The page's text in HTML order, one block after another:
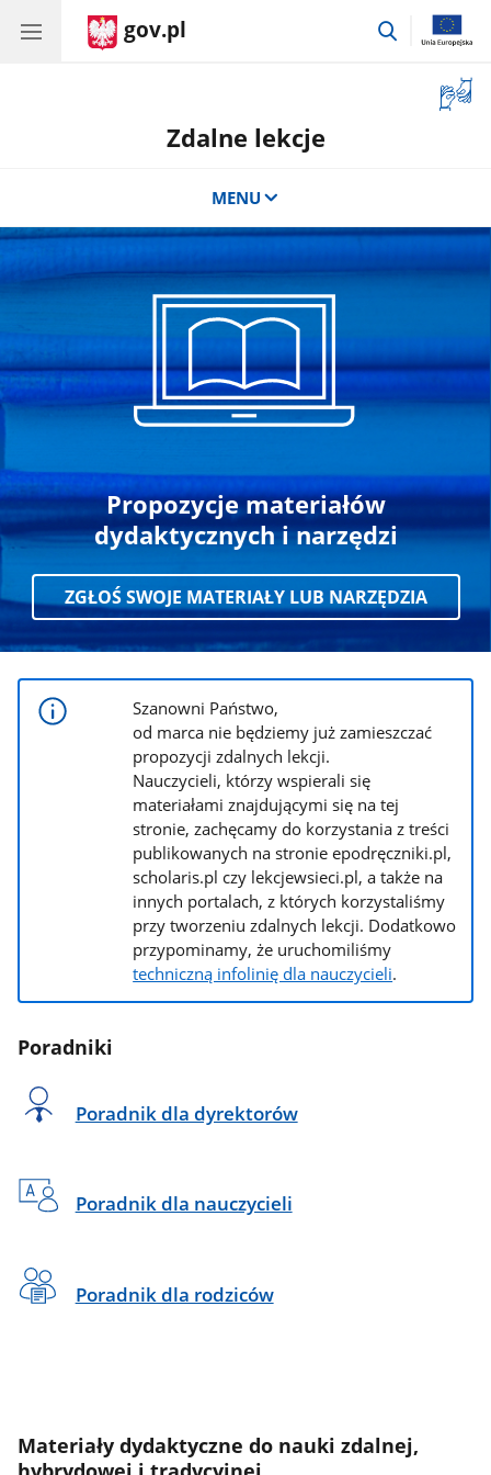
gov.pl
przejdź
okno
Zdalne lekcje
MENU
Propozycje materiałów
dydaktycznych i narzędzi
ZGŁOŚ SWOJE MATERIAŁY LUB NARZĘDZIA
Szanowni Państwo,
od marca nie będziemy już zamieszczać
propozycji zdalnych lekcji.
Nauczycieli, którzy wspierali się
materiałami znajdującymi się na tej
stronie, zachęcamy do korzystania z treści
publikowanych na stronie epodręczniki.pl,
scholaris.pl czy lekcjewsieci.pl, a także na
innych portalach, z których korzystaliśmy
przy tworzeniu zdalnych lekcji. Dodatkowo
przypominamy, że uruchomiliśmy
techniczną infolinię dla nauczycieli.
Poradniki
Poradnik dla dyrektorów
Poradnik dla nauczycieli
Poradnik dla rodziców
Materiały dydaktyczne do nauki zdalnej,